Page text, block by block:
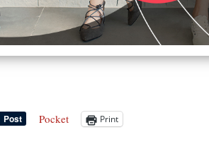
Pocket Print